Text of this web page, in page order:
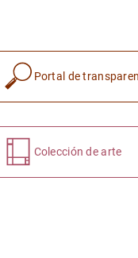
Portal de
Colección de arte